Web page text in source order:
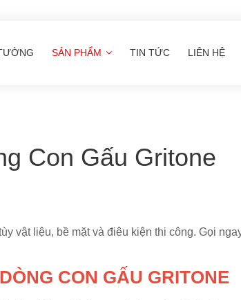
Con Gấu Gritone
vật liệu, bề mặt và điêu kiện thi công. Gọi
CON GẤU GRITONE
SẢN PHẨM TIN TỨC LIÊN HỆ